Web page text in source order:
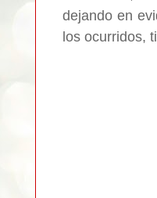
dejando en
los ocurridos,